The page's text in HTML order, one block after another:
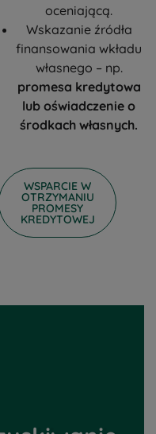
oceniającą.
Wskazanie źródła
finansowania wkładu
własnego – np.
promesa kredytowa
lub oświadczenie o
środkach własnych.
WSPARCIE W
OTRZYMANIU
PROMESY
KREDYTOWEJ